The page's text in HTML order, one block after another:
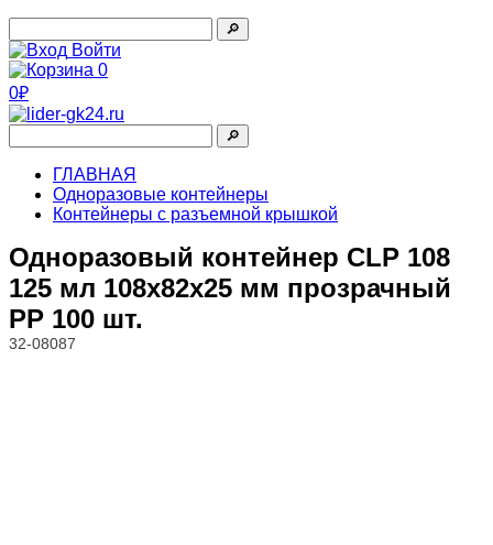
🔎︎
Войти
0
0₽
🔎︎
ГЛАВНАЯ
Одноразовые контейнеры
Контейнеры с разъемной крышкой
Одноразовый контейнер CLP 108
125 мл 108х82х25 мм прозрачный
PP 100 шт.
32-08087